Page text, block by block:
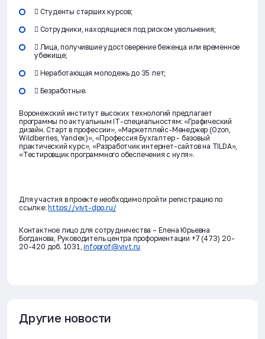
 Студенты старших курсов;
 Сотрудники, находящиеся под риском увольнения;
 Лица, получившие удостоверение беженца или временное
убежище;
 Неработающая молодежь до 35 лет;
 Безработные.
Воронежский институт высоких технологий предлагает
программы по актуальным IT-специальностям: «Графический
дизайн. Старт в профессии», «Маркетплейс-Менеджер (Ozon,
Wildberries, Yandex)», «Профессия Бухгалтер - базовый
практический курс», «Разработчик интернет-сайтов на TILDA»,
«Тестировщик программного обеспечения с нуля».
Для участия в проекте необходимо пройти регистрацию по
ссылке:https://vivt-dpo.ru/
Контактное лицо для сотрудничества – Елена Юрьевна
Богданова, Руководитель центра профориентации +7 (473) 20-
20-420 доб. 1031,infoprof@vivt.ru
Другие новости